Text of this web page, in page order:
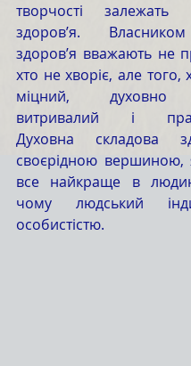
творчості залежать
здоров’я.
здоров’я вважають не
хто не хворіє, але того,
міцний, духовно
витривалий і
Духовна складова
своєрідною вершиною,
все найкраще в
чому людський
особистістю.